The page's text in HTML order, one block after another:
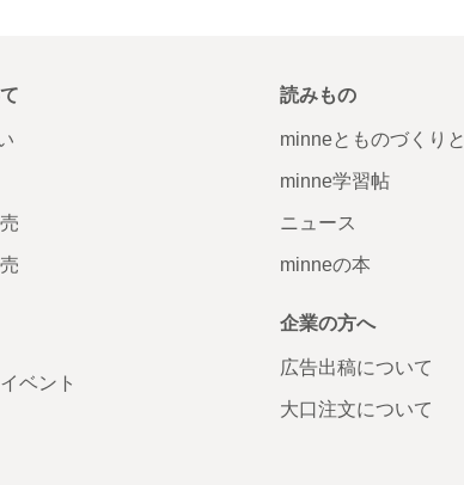
ベント
読みもの
minneとものづくりと
minne学習帖
ニュース
minneの本
企業の方へ
広告出稿について
大口注文について